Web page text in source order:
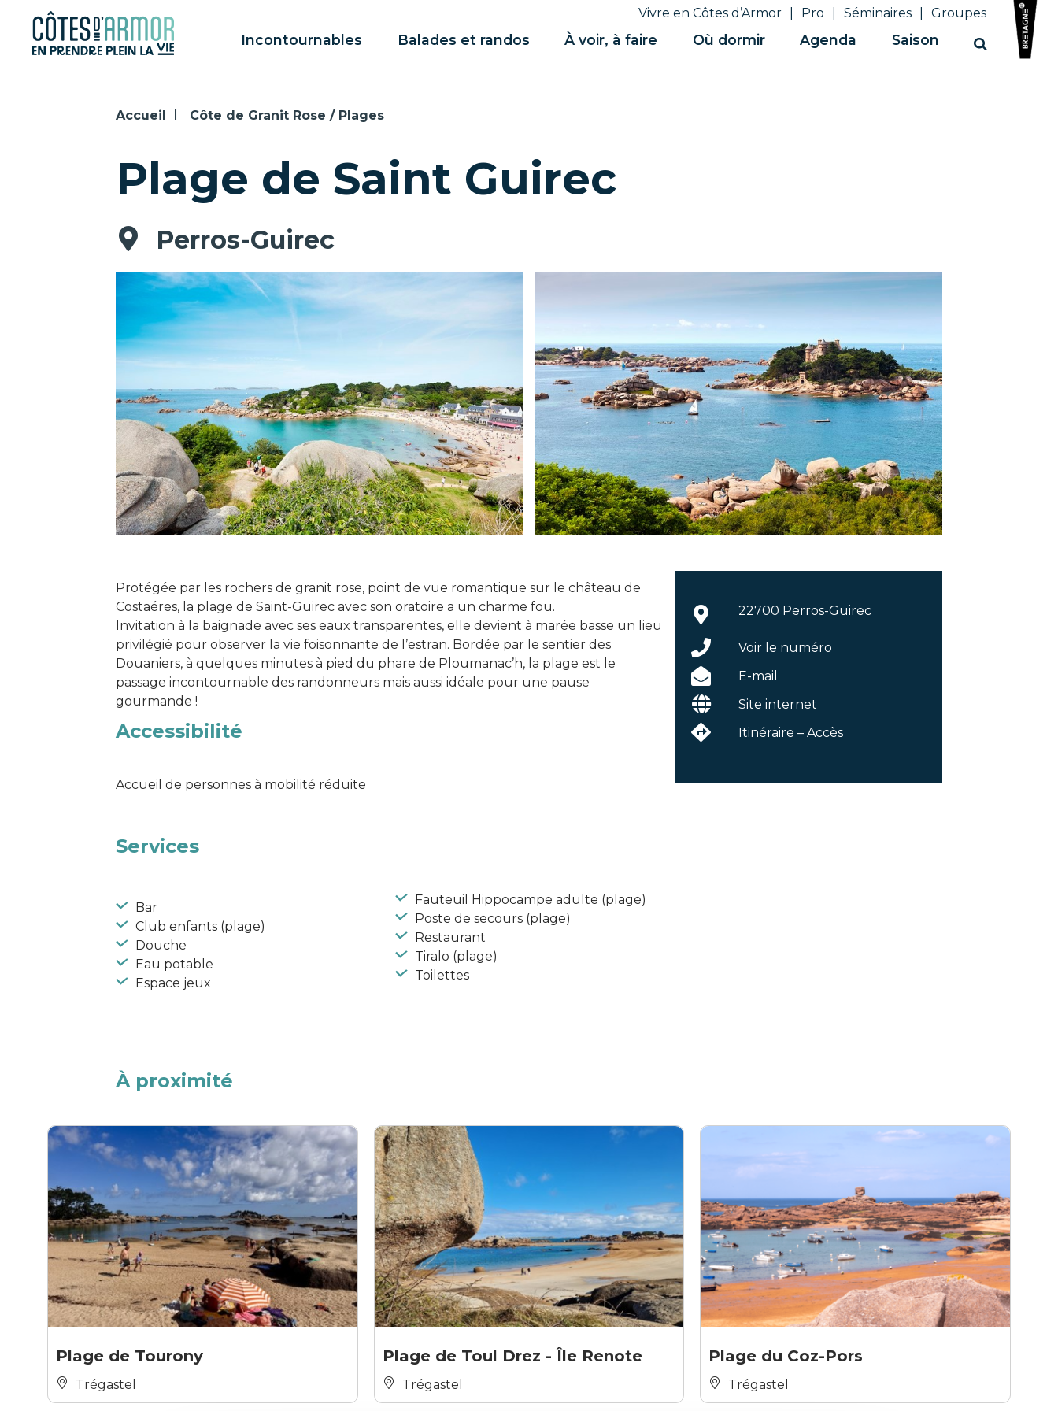
Panneau de gestion des cookies Vivre en Côtes d’Armor Pro Séminaires Groupes
Incontournables Balades et randos À voir, à faire Où dormir Agenda Saison
Accueil Côte de Granit Rose / Plages
Plage de Saint Guirec
Perros-Guirec
Protégée par les rochers de granit rose, point de vue romantique sur le château de
Costaéres, la plage de Saint-Guirec avec son oratoire a un charme fou.
Invitation à la baignade avec ses eaux transparentes, elle devient à marée basse un lieu
privilégié pour observer la vie foisonnante de l’estran. Bordée par le sentier des
Douaniers, à quelques minutes à pied du phare de Ploumanac’h, la plage est le
passage incontournable des randonneurs mais aussi idéale pour une pause
gourmande !
Accessibilité
Accueil de personnes à mobilité réduite
Services
Bar
Club enfants (plage)
Douche
Eau potable
Espace jeux
Fauteuil Hippocampe adulte (plage)
Poste de secours (plage)
Restaurant
Tiralo (plage)
Toilettes
22700 Perros-Guirec
Voir le numéro
E-mail
Site internet
Itinéraire – Accès
À proximité
Plage de Tourony
Trégastel
Plage de Toul Drez - Île Renote
Trégastel
Plage du Coz-Pors
Trégastel